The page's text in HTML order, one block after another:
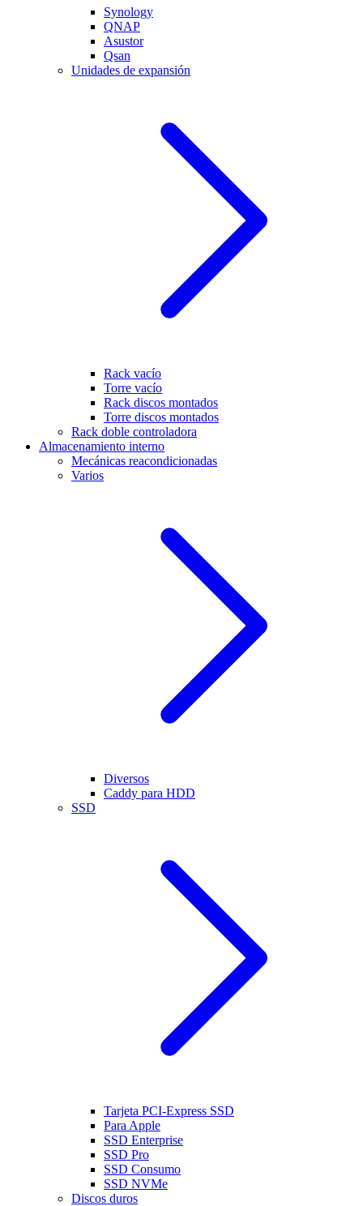
Synology
QNAP
Asustor
Qsan
Unidades de expansión
Rack vacío
Torre vacío
Rack discos montados
Torre discos montados
Rack doble controladora
Almacenamiento interno
Mecánicas reacondicionadas
Varios
Diversos
Caddy para HDD
SSD
Tarjeta PCI-Express SSD
Para Apple
SSD Enterprise
SSD Pro
SSD Consumo
SSD NVMe
Discos duros